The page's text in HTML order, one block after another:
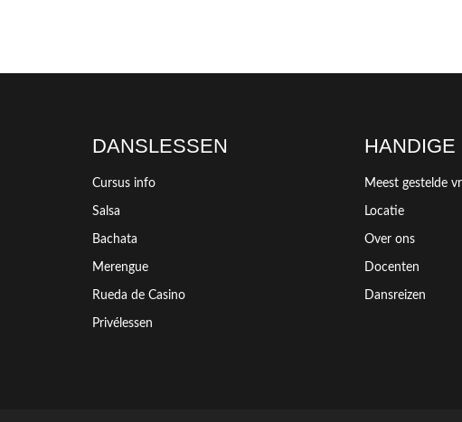
DANSLESSEN
Cursus info
Salsa
Bachata
Merengue
Rueda de Casino
Privélessen
HANDIGE
Meest gestelde
Locatie
Over ons
Docenten
Dansreizen